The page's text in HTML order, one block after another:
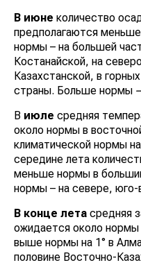
В июне количество
предполагаются
нормы – на большей
Костанайской, на
Казахстанской, в
страны. Больше нормы –
В июле средняя
около нормы в
климатической нормы
середине лета
меньше нормы в
нормы – на севере, юго-
В конце лета средняя
ожидается около нормы
выше нормы на 1° в
половине Восточно-